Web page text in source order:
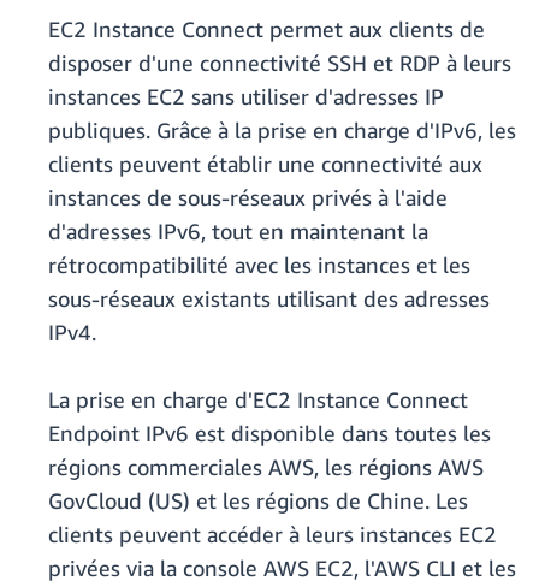
EC2 Instance Connect permet aux clients de
disposer d'une connectivité SSH et RDP à leurs
instances EC2 sans utiliser d'adresses IP
publiques. Grâce à la prise en charge d'IPv6, les
clients peuvent établir une connectivité aux
instances de sous-réseaux privés à l'aide
d'adresses IPv6, tout en maintenant la
rétrocompatibilité avec les instances et les
sous-réseaux existants utilisant des adresses
IPv4.
La prise en charge d'EC2 Instance Connect
Endpoint IPv6 est disponible dans toutes les
régions commerciales AWS, les régions AWS
GovCloud (US) et les régions de Chine. Les
clients peuvent accéder à leurs instances EC2
privées via la console AWS EC2, l'AWS CLI et les